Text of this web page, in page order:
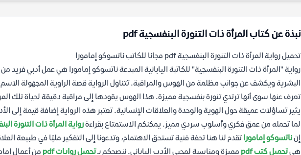
نبذة عن كتاب المرأة ذات التنورة البنفسجية pdf
تحميل رواية المرأة ذات التنورة البنفسجية pdf مجانا للكاتب ناتسوكو إمامورا
رواية "المرأة ذات التنورة البنفسجية" للكاتبة اليابانية المبدعة ناتسوكو إمامورا هي عمل أدبي
البشرية ويكشف عن جوانب مظلمة من الهوس والمراقبة. تتناول الرواية قصة الراوية المجهولة
تعرف عنها سوى أنها ترتدي تنورة بنفسجية مميزة. هذا الهوس يقودها إلى مراقبة دقيقة لحياة تلك
يثير تساؤلات عميقة حول الهوية والوحدة والعلاقات الإنسانية. تعتبر هذه الرواية إضافة قيمة إلى
لما تحمله من عمق فكري وأسلوب سردي مميز. يمكنكم الاستمتاع بقراءةرواية المرأة ذات التنورة
إنناتسوكو إماموراتقدم لنا هنا تحفة فنية تستحق الاهتمام، وتدعونا إلى التفكير مليًا في طبيعة
هيتحميل كتب pdf مميزة ومناسبة لمحبي الأدب الياباني. ننصحكم بـتحميل روايات pdf
من أعمال